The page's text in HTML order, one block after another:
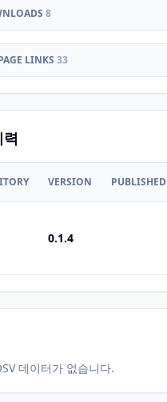
8
LINKS 33
VERSION PUBLISHED
0.1.4
데이터가 없습니다.